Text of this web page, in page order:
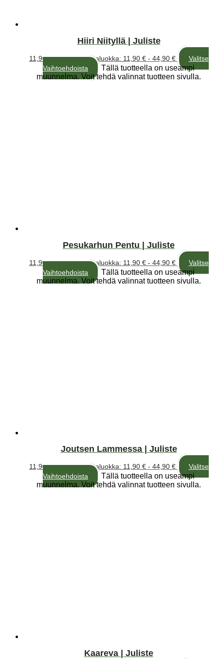
Hiiri Niityllä | Juliste
11,90€ – 44,90€Hintaluokka: 11,90 € - 44,90 €
Valitse
Vaihtoehdoista
Tällä tuotteella on useampi
muunnelma. Voit tehdä valinnat tuotteen sivulla.
Pesukarhun Pentu | Juliste
11,90€ – 44,90€Hintaluokka: 11,90 € - 44,90 €
Valitse
Vaihtoehdoista
Tällä tuotteella on useampi
muunnelma. Voit tehdä valinnat tuotteen sivulla.
Joutsen Lammessa | Juliste
11,90€ – 44,90€Hintaluokka: 11,90 € - 44,90 €
Valitse
Vaihtoehdoista
Tällä tuotteella on useampi
muunnelma. Voit tehdä valinnat tuotteen sivulla.
Kaareva | Juliste